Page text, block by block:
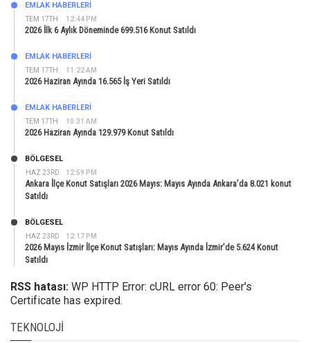
TEM 17TH 12:44 PM
EMLAK HABERLERI
2026 İlk 6 Aylık Döneminde 699.516 Konut Satıldı
TEM 17TH 11:22 AM
EMLAK HABERLERI
2026 Haziran Ayında 16.565 İş Yeri Satıldı
TEM 17TH 10:31 AM
EMLAK HABERLERI
2026 Haziran Ayında 129.979 Konut Satıldı
HAZ 23RD 12:59 PM
BÖLGESEL
Ankara İlçe Konut Satışları 2026 Mayıs: Mayıs Ayında Ankara’da 8.021 konut
Satıldı
HAZ 23RD 12:17 PM
BÖLGESEL
2026 Mayıs İzmir İlçe Konut Satışları: Mayıs Ayında İzmir’de 5.624 Konut
Satıldı
RSS hatası: WP HTTP Error: cURL error 60: Peer's
Certificate has expired.
TEKNOLOJI